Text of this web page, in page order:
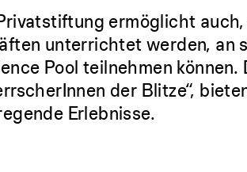
ermöglicht
unterrichtet werden, an
Pool teilnehmen können.
der Blitze“,
Erlebnisse.